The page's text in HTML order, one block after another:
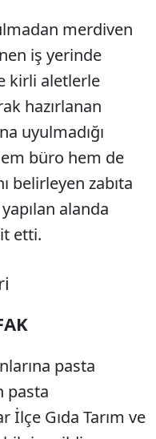
merdiven
iş yerinde
kirli aletlerle
hazırlanan
uyulmadığı
büro hem de
belirleyen zabıta
alanda
etti.
pasta
pasta
İlçe Gıda Tarım ve